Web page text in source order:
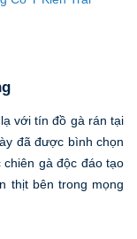
với tín đồ gà rán tại
đã được bình chọn
chiên gà độc đáo tạo
thịt bên trong mọng